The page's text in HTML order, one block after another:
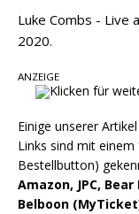
Luke Combs - Live
2020.
ANZEIGE
Einige unserer
Links sind mit
Bestellbutton)
Amazon, JPC,
Belboon